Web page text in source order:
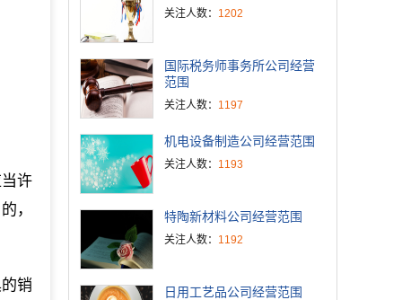
许
，
销
关注人数： 1202
国际税务师事务所公司经营
范围
关注人数： 1197
机电设备制造公司经营范围
关注人数： 1193
特陶新材料公司经营范围
关注人数： 1192
日用工艺品公司经营范围